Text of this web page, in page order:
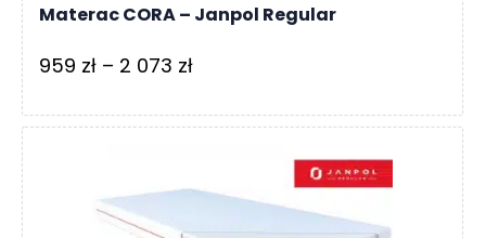
Materac CORA – Janpol Regular
959 zł – 2 073 złZakres
od
do